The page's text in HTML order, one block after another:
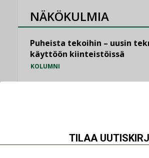
NÄKÖKULMIA
Puheista tekoihin – uusin
käyttöön kiinteistöissä
KOLUMNI
KOLUMNI TILAA